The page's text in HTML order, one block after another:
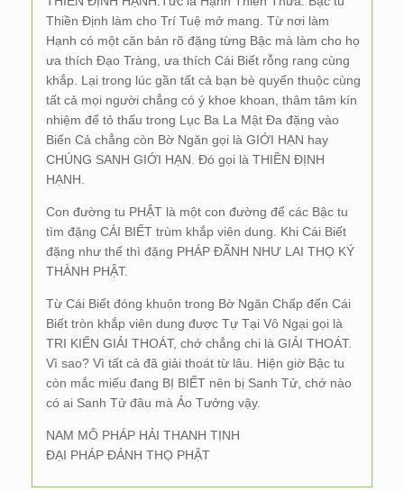
Thiền Định làm cho Trí Tuệ mở mang. Từ nơi làm
Hạnh có một căn bản rõ đặng từng Bậc mà làm cho họ
ưa thích Đạo Tràng, ưa thích Cái Biết rỗng rang cùng
khắp. Lại trong lúc gần tất cả bạn bè quyến thuộc cùng
tất cả mọi người chẳng có ý khoe khoan, thâm tâm kín
nhiệm để tỏ thấu trong Lục Ba La Mật Đa đặng vào
Biển Cả chẳng còn Bờ Ngăn gọi là GIỚI HẠN hay
CHÚNG SANH GIỚI HẠN. Đó gọi là THIỀN ĐỊNH
HẠNH.
Con đường tu PHẬT là một con đường để các Bậc tu
tìm đặng CÁI BIẾT trùm khắp viên dung. Khi Cái Biết
đặng như thế thì đặng PHÁP ĐÃNH NHƯ LAI THỌ KÝ
THÀNH PHẬT.
Từ Cái Biết đóng khuôn trong Bờ Ngăn Chấp đến Cái
Biết tròn khắp viên dung được Tự Tại Vô Ngại gọi là
TRI KIẾN GIẢI THOÁT, chớ chẳng chi là GIẢI THOÁT.
Vì sao? Vì tất cả đã giải thoát từ lâu. Hiện giờ Bậc tu
còn mắc miếu đang BỊ BIẾT nên bị Sanh Tử, chớ nào
có ai Sanh Tử đâu mà Ảo Tưởng vậy.
NAM MÔ PHÁP HẢI THANH TỊNH
ĐẠI PHÁP ĐẢNH THỌ PHẬT